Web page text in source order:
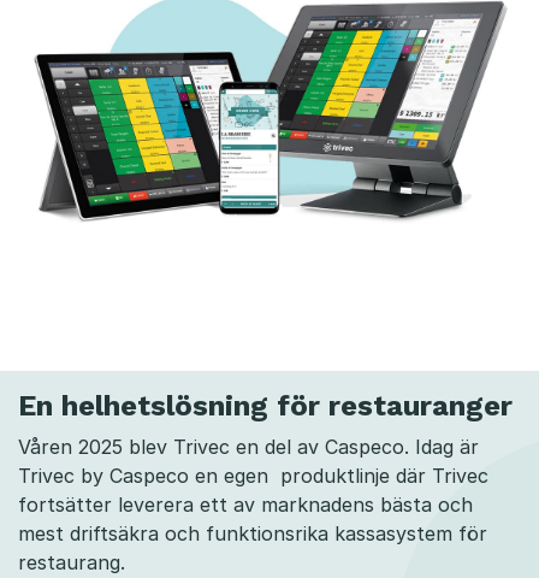
En helhetslösning för restauranger
Våren 2025 blev Trivec en del av Caspeco. Idag är
Trivec by Caspeco en egen produktlinje där Trivec
fortsätter leverera ett av marknadens bästa och
mest driftsäkra och funktionsrika kassasystem för
restaurang.